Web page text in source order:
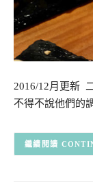
2016/12月更新
不得不說他們的